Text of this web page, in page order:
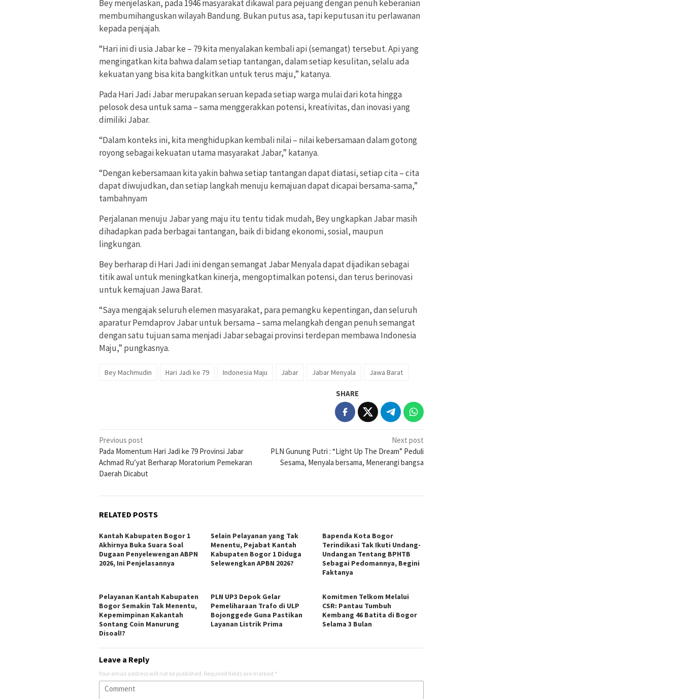
Bey menjelaskan, pada 1946 masyarakat dikawal para pejuang dengan penuh keberanian
membumihanguskan wilayah Bandung. Bukan putus asa, tapi keputusan itu perlawanan
kepada penjajah.
“Hari ini di usia Jabar ke – 79 kita menyalakan kembali api (semangat) tersebut. Api yang
mengingatkan kita bahwa dalam setiap tantangan, dalam setiap kesulitan, selalu ada
kekuatan yang bisa kita bangkitkan untuk terus maju,” katanya.
Pada Hari Jadi Jabar merupakan seruan kepada setiap warga mulai dari kota hingga
pelosok desa untuk sama – sama menggerakkan potensi, kreativitas, dan inovasi yang
dimiliki Jabar.
“Dalam konteks ini, kita menghidupkan kembali nilai – nilai kebersamaan dalam gotong
royong sebagai kekuatan utama masyarakat Jabar,” katanya.
“Dengan kebersamaan kita yakin bahwa setiap tantangan dapat diatasi, setiap cita – cita
dapat diwujudkan, dan setiap langkah menuju kemajuan dapat dicapai bersama-sama,”
tambahnyam
Perjalanan menuju Jabar yang maju itu tentu tidak mudah, Bey ungkapkan Jabar masih
dihadapkan pada berbagai tantangan, baik di bidang ekonomi, sosial, maupun
lingkungan.
Bey berharap di Hari Jadi ini dengan semangat Jabar Menyala dapat dijadikan sebagai
titik awal untuk meningkatkan kinerja, mengoptimalkan potensi, dan terus berinovasi
untuk kemajuan Jawa Barat.
“Saya mengajak seluruh elemen masyarakat, para pemangku kepentingan, dan seluruh
aparatur Pemdaprov Jabar untuk bersama – sama melangkah dengan penuh semangat
dengan satu tujuan sama menjadi Jabar sebagai provinsi terdepan membawa Indonesia
Maju,” pungkasnya.
Bey Machmudin Hari Jadi ke 79 Indonesia Maju Jabar Jabar Menyala Jawa Barat
SHARE
Post
navigation
Previous post
Pada Momentum Hari Jadi ke 79 Provinsi Jabar
Achmad Ru’yat Berharap Moratorium Pemekaran
Daerah Dicabut
Next post
PLN Gunung Putri : “Light Up The Dream” Peduli
Sesama, Menyala bersama, Menerangi bangsa
RELATED POSTS
Kantah Kabupaten Bogor 1
Akhirnya Buka Suara Soal
Dugaan Penyelewengan ABPN
2026, Ini Penjelasannya
Selain Pelayanan yang Tak
Menentu, Pejabat Kantah
Kabupaten Bogor 1 Diduga
Selewengkan APBN 2026?
Bapenda Kota Bogor
Terindikasi Tak Ikuti Undang-
Undangan Tentang BPHTB
Sebagai Pedomannya, Begini
Faktanya
Pelayanan Kantah Kabupaten
Bogor Semakin Tak Menentu,
Kepemimpinan Kakantah
Sontang Coin Manurung
Disoal!?
PLN UP3 Depok Gelar
Pemeliharaan Trafo di ULP
Bojonggede Guna Pastikan
Layanan Listrik Prima
Komitmen Telkom Melalui
CSR: Pantau Tumbuh
Kembang 46 Batita di Bogor
Selama 3 Bulan
Leave a Reply
Your email address will not be published. Required fields are marked *